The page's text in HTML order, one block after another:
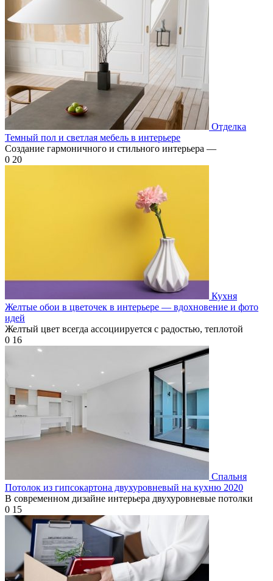
Отделка
Темный пол и светлая мебель в интерьере
Создание гармоничного и стильного интерьера —
0 20
Кухня
Желтые обои в цветочек в интерьере — вдохновение и фото
идей
Желтый цвет всегда ассоциируется с радостью, теплотой
0 16
Спальня
Потолок из гипсокартона двухуровневый на кухню 2020
В современном дизайне интерьера двухуровневые потолки
0 15